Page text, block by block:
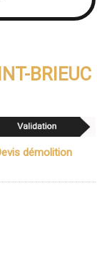
BRIEUC
démolition